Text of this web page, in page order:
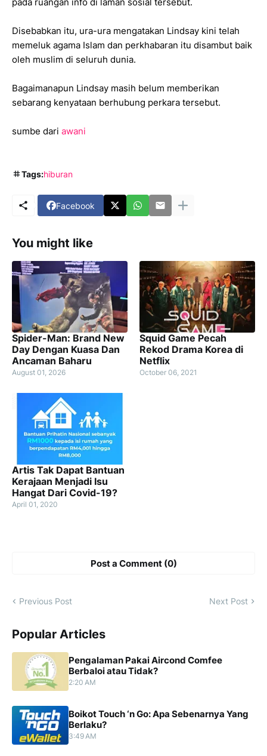
Disebabkan itu, ura-ura mengatakan Lindsay kini telah
memeluk agama Islam dan perkhabaran itu disambut baik
oleh muslim di seluruh dunia.
Bagaimanapun Lindsay masih belum memberikan
sebarang kenyataan berhubung perkara tersebut.
sumbe dari awani
Tags:hiburan
Facebook
You might like
Spider-Man: Brand New
Day Dengan Kuasa Dan
Ancaman Baharu
August 01, 2026
Squid Game Pecah
Rekod Drama Korea di
Netflix
October 06, 2021
Artis Tak Dapat Bantuan
Kerajaan Menjadi Isu
Hangat Dari Covid-19?
April 01, 2020
Post a Comment (0)
Previous Post Next Post
Popular Articles
Pengalaman Pakai Aircond Comfee
Berbaloi atau Tidak?
2:20 AM
Boikot Touch ‘n Go: Apa Sebenarnya Yang
Berlaku?
3:49 AM